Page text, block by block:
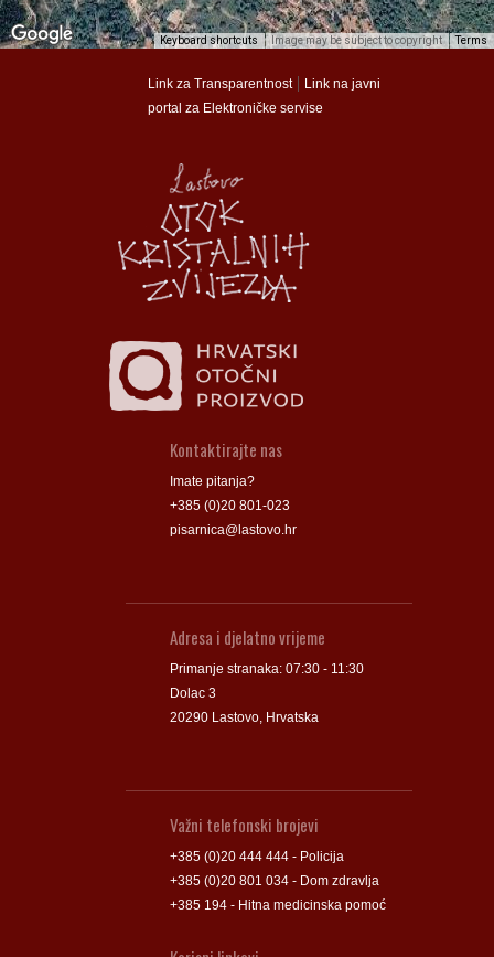
Groblje
Groblje
Keyboard shortcuts Image may be subject to copyright Terms
Link za Transparentnost| Link na javni
portal za Elektroničke servise
Kontaktirajte nas
Imate pitanja?
+385 (0)20 801-023
pisarnica@lastovo.hr
Adresa i djelatno vrijeme
Primanje stranaka: 07:30 - 11:30
Dolac 3
20290 Lastovo, Hrvatska
Važni telefonski brojevi
+385 (0)20 444 444 - Policija
+385 (0)20 801 034 - Dom zdravlja
+385 194 - Hitna medicinska pomoć